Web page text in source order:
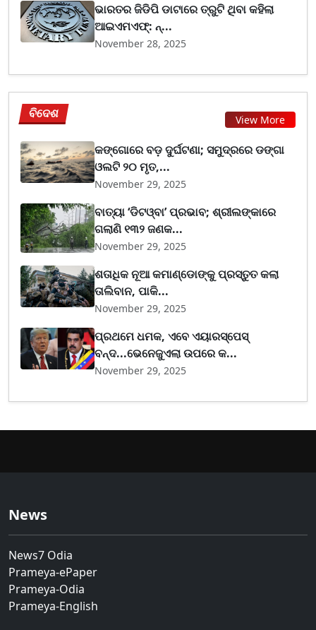
ଭାରତର ଜିଡିପି ଡାଟାରେ ତ୍ରୁଟି ଥିବା କହିଲା
ଆଇଏମଏଫ୍‌: ନ୍...
November 28, 2025
ବିଦେଶ View More
କଙ୍ଗୋରେ ବଡ଼ ଦୁର୍ଘଟଣା; ସମୁଦ୍ରରେ ଡଙ୍ଗା
ଓଲଟି ୨୦ ମୃତ,...
November 29, 2025
ବାତ୍ୟା ‘ଡିଟଓ୍ବା’ ପ୍ରଭାବ; ଶ୍ରୀଲଙ୍କାରେ
ଗଲାଣି ୧୩୨ ଜଣକ...
November 29, 2025
ଶତାଧିକ ନୂଆ କମାଣ୍ଡୋଙ୍କୁ ପ୍ରସ୍ତୁତ କଲା
ତାଲିବାନ, ପାକି...
November 29, 2025
ପ୍ରଥମେ ଧମକ, ଏବେ ଏୟାରସ୍ପେସ୍
ବନ୍ଦ...ଭେନେଜୁଏଲା ଉପରେ କ...
November 29, 2025
News
News7 Odia
Prameya-ePaper
Prameya-Odia
Prameya-English